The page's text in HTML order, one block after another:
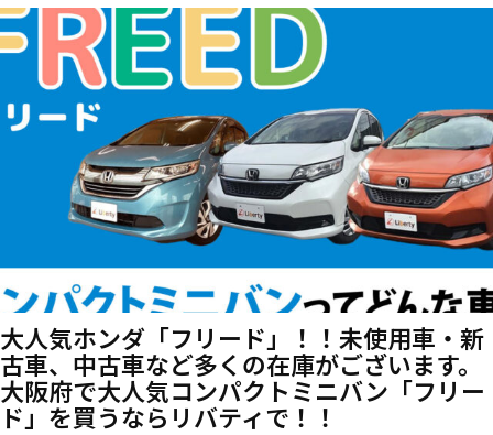
大人気ホンダ「フリード」！！未使用車・新
古車、中古車など多くの在庫がございます。
大阪府で大人気コンパクトミニバン「フリー
ド」を買うならリバティで！！